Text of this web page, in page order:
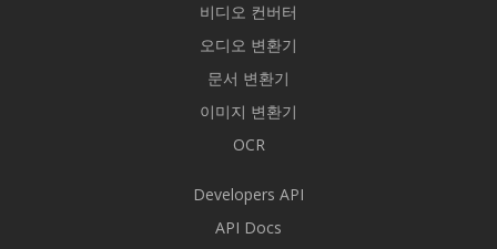
비디오 컨버터
오디오 변환기
문서 변환기
이미지 변환기
OCR
Developers API
API Docs